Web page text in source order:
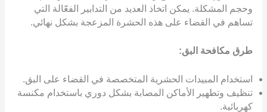
وحجم المشكلة. يمكن اتخاذ العديد من التدابير الفعّالة التي
تساهم في القضاء على هذه الحشرة المزعجة بشكل نهائي.
طرق مكافحة البق:
استخدام المبيدات الحشرية المتخصصة في القضاء على البق.
تنظيف وتطهير الأماكن المصابة بشكل دوري باستخدام مكنسة
كهربائية.